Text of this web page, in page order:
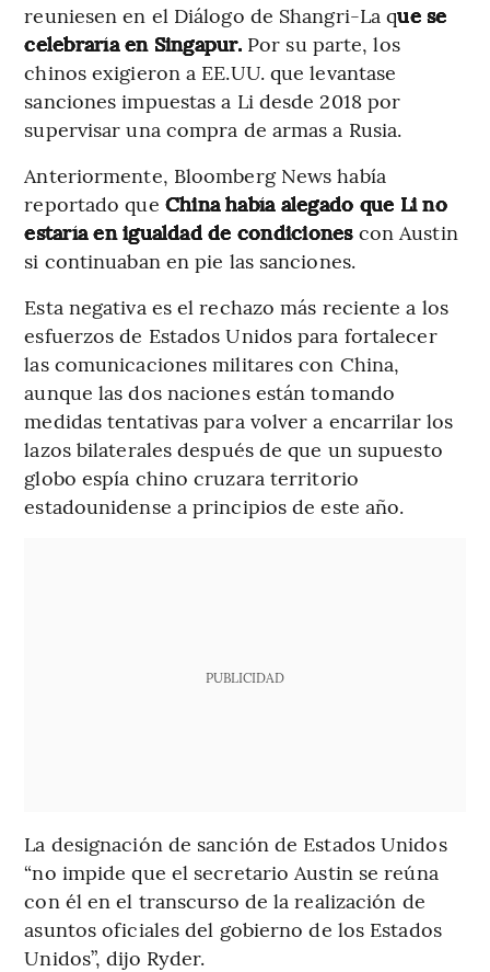
reuniesen en el Diálogo de Shangri-La que se
celebraría en Singapur.Por su parte, los
chinos exigieron a EE.UU. que levantase
sanciones impuestas a Li desde 2018 por
supervisar una compra de armas a Rusia.
Anteriormente, Bloomberg News había
reportado que China había alegado que Li no
estaría en igualdad de condiciones con Austin
si continuaban en pie las sanciones.
Esta negativa es el rechazo más reciente a los
esfuerzos de Estados Unidos para fortalecer
las comunicaciones militares con China,
aunque las dos naciones están tomando
medidas tentativas para volver a encarrilar los
lazos bilaterales después de que un supuesto
globo espía chino cruzara territorio
estadounidense a principios de este año.
PUBLICIDAD
La designación de sanción de Estados Unidos
“no impide que el secretario Austin se reúna
con él en el transcurso de la realización de
asuntos oficiales del gobierno de los Estados
Unidos”, dijo Ryder.